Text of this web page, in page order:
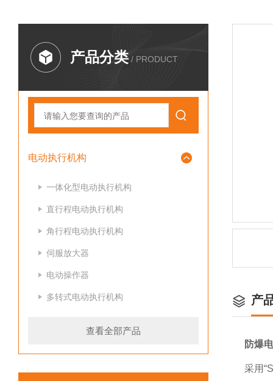
产品分类 / PRODUCT
电动执行机构
一体化型电动执行机构
直行程电动执行机构
角行程电动执行机构
伺服放大器
电动操作器
多转式电动执行机构
查看全部产品
产
防爆
采用